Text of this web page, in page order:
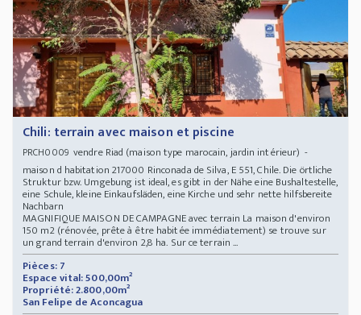
Chili: terrain avec maison et piscine
PRCH0009vendre Riad (maison type marocain, jardin intérieur) -
maison d habitation 217000 Rinconada de Silva, E 551, Chile. Die örtliche
Struktur bzw. Umgebung ist ideal, es gibt in der Nähe eine Bushaltestelle,
eine Schule, kleine Einkaufsläden, eine Kirche und sehr nette hilfsbereite
Nachbarn
MAGNIFIQUE MAISON DE CAMPAGNE avec terrain La maison d'environ
150 m2 (rénovée, prête à être habitée immédiatement) se trouve sur
un grand terrain d'environ 2,8 ha. Sur ce terrain ...
Pièces: 7
Espace vital: 500,00m²
Propriété: 2.800,00m²
San Felipe de Aconcagua